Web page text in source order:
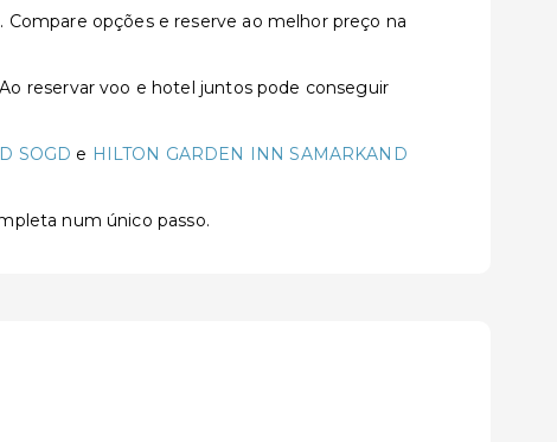
opções e reserve ao melhor preço na
reservar voo e hotel juntos pode conseguir
SOGD e HILTON GARDEN INN SAMARKAND
num único passo.